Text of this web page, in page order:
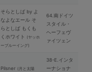
そらとしば by よ
なよなエール そ
らとしば もくも
くホワイト (ヤッホ
ーブルーイング)
64.南ドイツ
スタイル・
ヘーフェヴ
ァイツェン
Pilsner (⽉と太陽
38-E.インタ
ーナショナ